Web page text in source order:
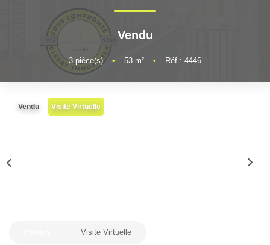
Immeubles
Terrains
Vendu
3 pièce(s) • 53 m² • Réf : 4446
Vendu Visite Virtuelle
Visite Virtuelle